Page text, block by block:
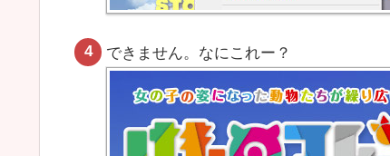
できません。なにこれー？